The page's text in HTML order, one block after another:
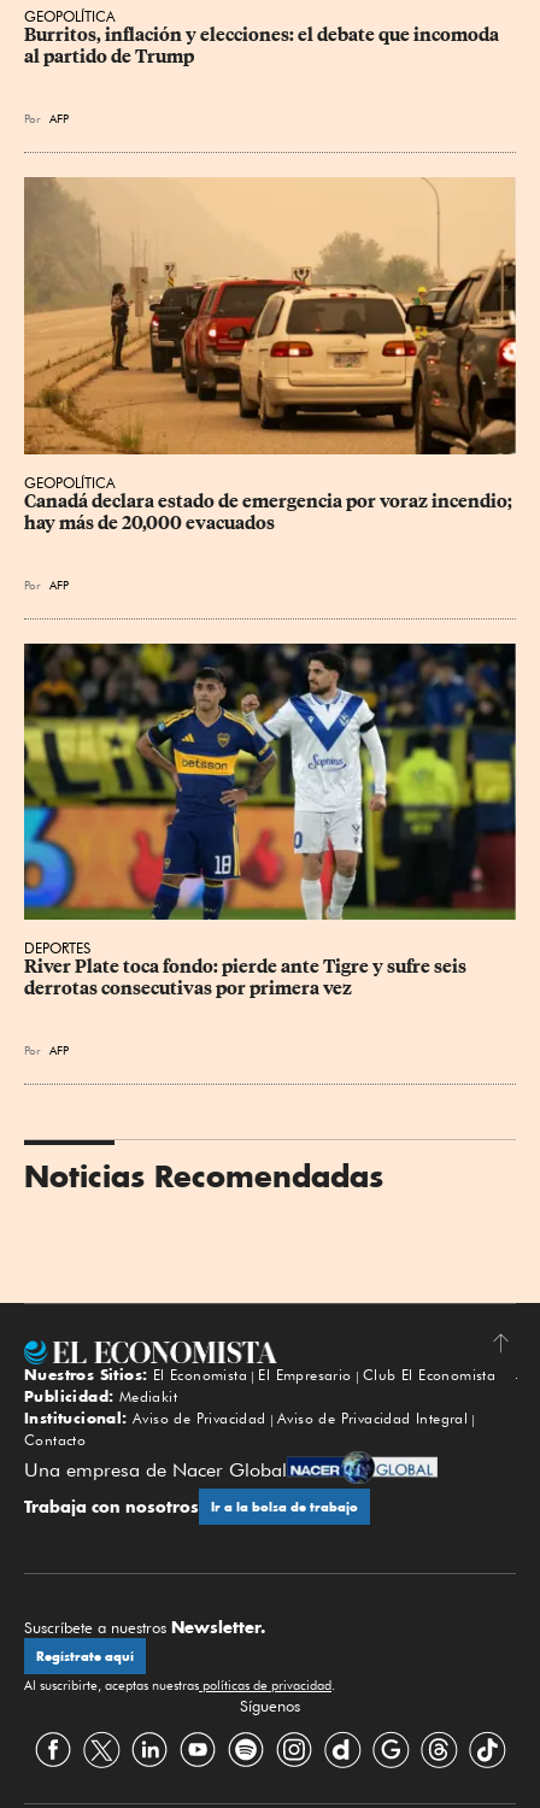
GEOPOLÍTICA
Burritos, inflación y elecciones: el debate que incomoda
al partido de Trump
Por AFP
GEOPOLÍTICA
Canadá declara estado de emergencia por voraz incendio;
hay más de 20,000 evacuados
Por AFP
DEPORTES
River Plate toca fondo: pierde ante Tigre y sufre seis
derrotas consecutivas por primera vez
Por AFP
Noticias Recomendadas
Subir
Nuestros Sitios: El Economista El Empresario
Club El Economista
Publicidad: Mediakit
Institucional: Aviso de Privacidad
Aviso de Privacidad Integral
Contacto
Una empresa de Nacer Global
Trabaja con nosotros Ir a la bolsa de trabajo
Suscríbete a nuestros Newsletter.
Regístrate aquí
Al suscribirte, aceptas nuestras políticas de privacidad.
Síguenos